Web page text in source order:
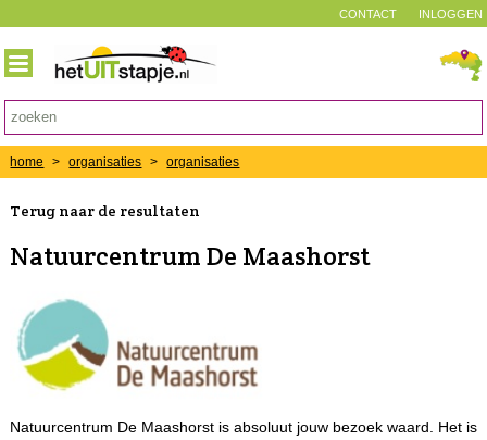
INLOGGEN
CONTACT
home > organisaties > organisaties
Terug naar de resultaten
Natuurcentrum De Maashorst
Natuurcentrum De Maashorst is absoluut jouw bezoek waard. Het is